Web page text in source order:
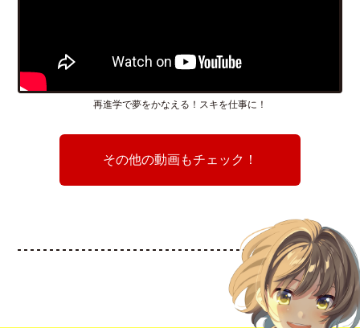
再進学で夢をかなえる！スキを仕事に！
その他の動画もチェック！